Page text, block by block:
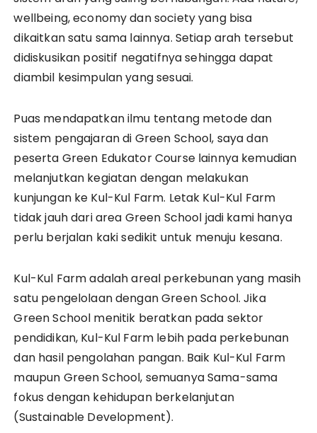
wellbeing, economy dan society yang bisa
dikaitkan satu sama lainnya. Setiap arah tersebut
didiskusikan positif negatifnya sehingga dapat
diambil kesimpulan yang sesuai.
Puas mendapatkan ilmu tentang metode dan
sistem pengajaran di Green School, saya dan
peserta Green Edukator Course lainnya kemudian
melanjutkan kegiatan dengan melakukan
kunjungan ke Kul-Kul Farm. Letak Kul-Kul Farm
tidak jauh dari area Green School jadi kami hanya
perlu berjalan kaki sedikit untuk menuju kesana.
Kul-Kul Farm adalah areal perkebunan yang masih
satu pengelolaan dengan Green School. Jika
Green School menitik beratkan pada sektor
pendidikan, Kul-Kul Farm lebih pada perkebunan
dan hasil pengolahan pangan. Baik Kul-Kul Farm
maupun Green School, semuanya Sama-sama
fokus dengan kehidupan berkelanjutan
(Sustainable Development).